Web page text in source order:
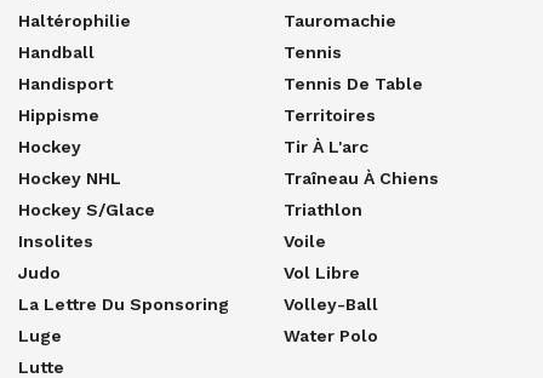
Haltérophilie
Handball
Handisport
Hippisme
Hockey
Hockey NHL
Hockey S/glace
Insolites
Judo
La Lettre Du Sponsoring
Luge
Lutte
Tauromachie
Tennis
Tennis De Table
Territoires
Tir À L'arc
Traîneau À Chiens
Triathlon
Voile
Vol Libre
Volley-Ball
Water Polo